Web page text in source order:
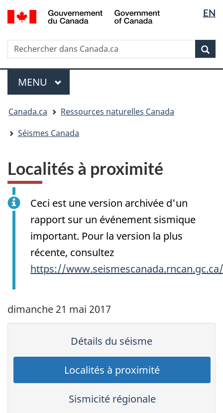
Passer
au
principal
Passer
à
sujet
du
gouvernement »
Passer
à
version
HTML
simplifiée
la
langue
EN
Rechercher
Rechercher
dans
Canada.ca
Menu
MENU PRINCIPAL
êtes
ici
Canada.ca
Ressources naturelles Canada
Séismes Canada
Localités à proximité
Ceci est une version archivée d'un
rapport sur un événement sismique
important. Pour la version la plus
récente, consultez
https://
dimanche 21 mai 2017
Détails du séisme
Localités à proximité
Sismicité régionale